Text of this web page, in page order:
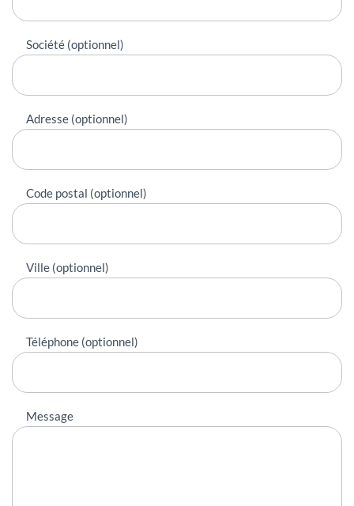
Société (optionnel)
Adresse (optionnel)
Code postal (optionnel)
Ville (optionnel)
Téléphone (optionnel)
Message